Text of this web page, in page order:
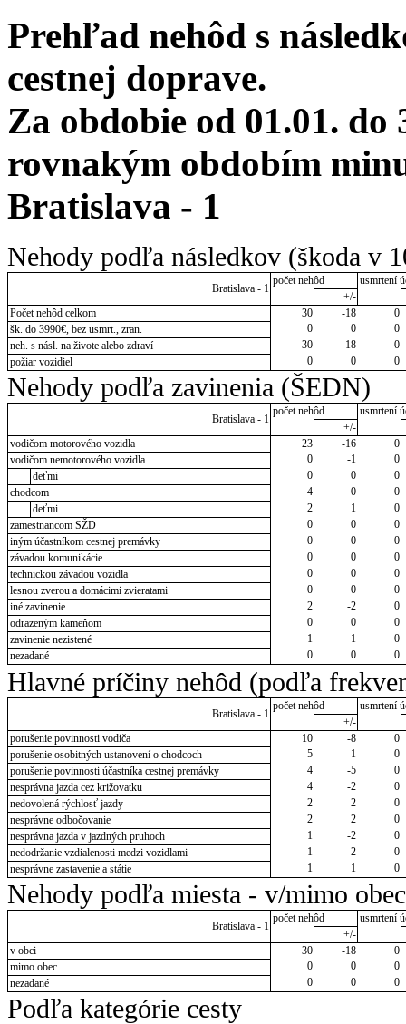
Prehľad nehôd s
cestnej doprave.
Za obdobie od 01.01. do
rovnakým obdobím
Bratislava - 1
Nehody podľa následkov (škoda v
Bratislava - 1
počet nehôd
usmrtení
+/-
Počet nehôd celkom
30 -18
0
šk. do 3990€, bez usmrt., zran.
0 0
0
neh. s násl. na živote alebo zdraví
30 -18
0
požiar vozidiel
0 0 0
Nehody podľa zavinenia (ŠEDN)
Bratislava - 1
počet nehôd
usmrtení
+/-
vodičom motorového vozidla
23 -16
0
vodičom nemotorového vozidla
0 -1
0
deťmi
0 0
0
chodcom
4 0
0
deťmi
2 1
0
zamestnancom SŽD
0 0
0
iným účastníkom cestnej premávky
0 0
0
závadou komunikácie
0 0
0
technickou závadou vozidla
0 0
0
lesnou zverou a domácimi zvieratami
0 0
0
iné zavinenie
2 -2
0
odrazeným kameňom
0 0
0
zavinenie nezistené
1 1
0
nezadané
0 0 0
Hlavné príčiny nehôd (podľa
Bratislava - 1
počet nehôd
usmrtení
+/-
porušenie povinnosti vodiča
10 -8
0
porušenie osobitných ustanovení o chodcoch
5 1
0
porušenie povinnosti účastníka cestnej premávky
4 -5
0
nesprávna jazda cez križovatku
4 -2
0
nedovolená rýchlosť jazdy
2 2
0
nesprávne odbočovanie
2 2
0
nesprávna jazda v jazdných pruhoch
1 -2
0
nedodržanie vzdialenosti medzi vozidlami
1 -2
0
nesprávne zastavenie a státie
1 1 0
Nehody podľa miesta - v/mimo obec
Bratislava - 1
počet nehôd
usmrtení
+/-
v obci
30 -18
0
mimo obec
0 0
0
nezadané
0 0 0
Podľa kategórie cesty